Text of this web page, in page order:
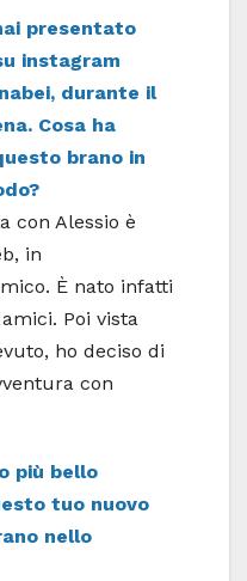
presentato
instagram
durante il
Cosa ha
brano in
con Alessio è
in
È nato infatti
Poi vista
ho deciso di
con
più bello
tuo nuovo
nello